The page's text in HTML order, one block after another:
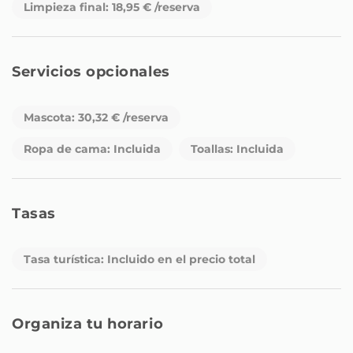
Sumérgete en la auténtica experiencia de la Condesa,
diversos comercios y restaurantes que harán de tu
¡Esperamos poder recibirte pronto y brindarte una
estancia inolvidable en la Ciudad de México!
Limpieza final: 18,95 € /reserva
Servicios opcionales
Mascota: 30,32 € /reserva
Ropa de cama: Incluida Toallas: Incluida
Tasas
Tasa turística: Incluido en el precio total
Organiza tu horario